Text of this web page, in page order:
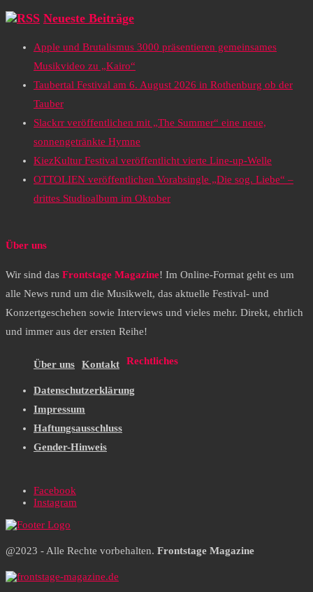
Neueste Beiträge
Apple und Brutalismus 3000 präsentieren gemeinsames
Musikvideo zu „Kairo“
Taubertal Festival am 6. August 2026 in Rothenburg ob der
Tauber
Slackrr veröffentlichen mit „The Summer“ eine neue,
sonnengetränkte Hymne
KiezKultur Festival veröffentlicht vierte Line-up-Welle
OTTOLIEN veröffentlichen Vorabsingle „Die sog. Liebe“ –
drittes Studioalbum im Oktober
Über uns
Wir sind das Frontstage Magazine! Im Online-Format geht es um
alle News rund um die Musikwelt, das aktuelle Festival- und
Konzertgeschehen sowie Interviews und vieles mehr. Direkt, ehrlich
und immer aus der ersten Reihe!
Über uns Kontakt Rechtliches
Datenschutzerklärung
Impressum
Haftungsausschluss
Gender-Hinweis
Facebook
Instagram
@2023 - Alle Rechte vorbehalten. Frontstage Magazine